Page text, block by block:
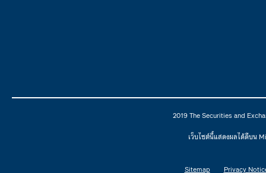
2019 The Securities and
เว็บไซต์นี้แสดงผลได้ดีบน
Sitemap Privacy